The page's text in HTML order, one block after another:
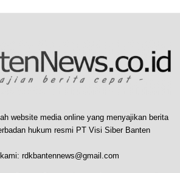
website media online yang menyajikan berita
hukum resmi PT Visi Siber Banten
rdkbantennews@gmail.com